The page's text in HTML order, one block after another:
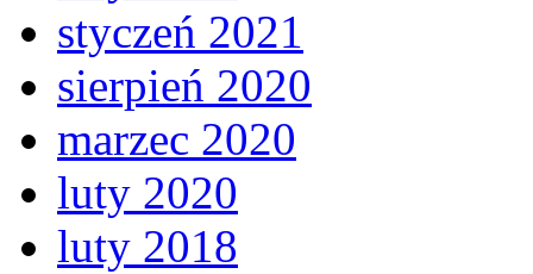
styczeń 2021
sierpień 2020
marzec 2020
luty 2020
luty 2018